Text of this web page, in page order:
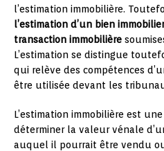
l’estimation immobilière.
l’estimation d’un bien
transaction immobilière
L’estimation se distingue
qui relève des compétences
être utilisée devant les
L’estimation immobilière est
déterminer la valeur vénale
auquel il pourrait être vendu